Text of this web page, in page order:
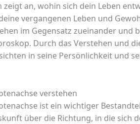
zeigt an, wohin sich dein Leben
vergangenen Leben und
im Gegensatz zueinander und
Durch das Verstehen und
in seine Persönlichkeit und
verstehen
ist ein wichtiger
über die Richtung, in die sich